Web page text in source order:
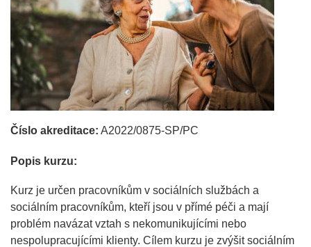
Číslo akreditace: A2022/0875-SP/PC
Popis kurzu:
Kurz je určen pracovníkům v sociálních službách a
sociálním pracovníkům, kteří jsou v přímé péči a mají
problém navázat vztah s nekomunikujícími nebo
nespolupracujícími klienty. Cílem kurzu je zvýšit sociálním